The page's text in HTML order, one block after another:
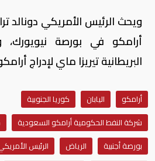
ويحث الرئيس الأمريكي دونالد
أرامكو في بورصة نيويورك،
البريطانية تيريزا ماي لإدراج
أرامكو اليابان
كوريا الجنوبية
شركة النفط الحكومية أرامكو السعودية
بورصة أجنبية
الرياض
الرئيس